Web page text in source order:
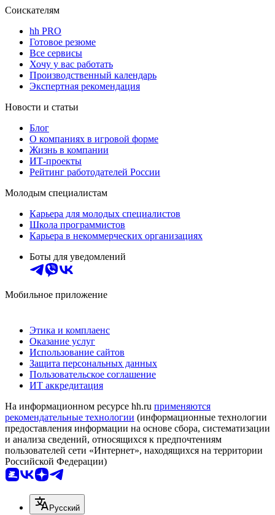
Соискателям
hh PRO
Готовое резюме
Все сервисы
Хочу у вас работать
Производственный календарь
Экспертная рекомендация
Новости и статьи
Блог
О компаниях в игровой форме
Жизнь в компании
ИТ-проекты
Рейтинг работодателей России
Молодым специалистам
Карьера для молодых специалистов
Школа программистов
Карьера в некоммерческих организациях
Боты для уведомлений
Мобильное приложение
Этика и комплаенс
Оказание услуг
Использование сайтов
Защита персональных данных
Пользовательское соглашение
ИТ аккредитация
На информационном ресурсе hh.ru применяются
рекомендательные технологии (информационные технологии
предоставления информации на основе сбора, систематизации
и анализа сведений, относящихся к предпочтениям
пользователей сети «Интернет», находящихся на территории
Российской Федерации)
Русский